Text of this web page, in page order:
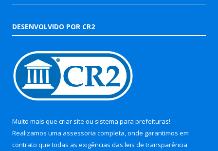
DESENVOLVIDO POR CR2
Muito mais que criar site ou sistema para prefeituras!
Realizamos uma assessoria completa, onde garantimos em
contrato que todas as exigências das leis de transparência